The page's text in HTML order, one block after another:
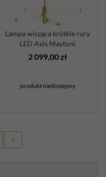
Lampa wisząca krótkie rury
LED Axis Maytoni
2 099,00 zł
produkt niedostępny
»